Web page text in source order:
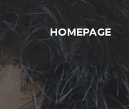
HOMEPAGE